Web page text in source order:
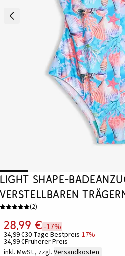
Light Shape-
verstellbaren
(2)
28,99 €-17%
34,99 €30-Tage Bestpreis-17%
34,99 €Früherer Preis
inkl. MwSt., zzgl. Versandkosten